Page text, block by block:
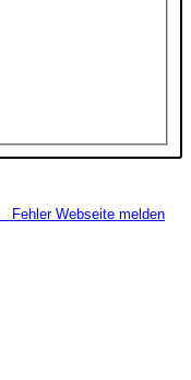
Fehler Webseite melden